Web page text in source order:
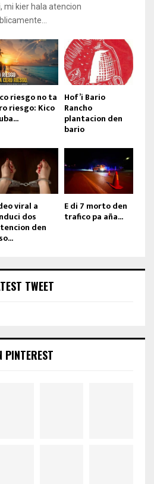
mi kier hala atencion
riesgo no ta
riesgo: Kico
Hof’i Bario
Rancho
plantacion den
bario
viral a
dos
den
E di 7 morto den
trafico pa aña...
TWEET
PINTEREST